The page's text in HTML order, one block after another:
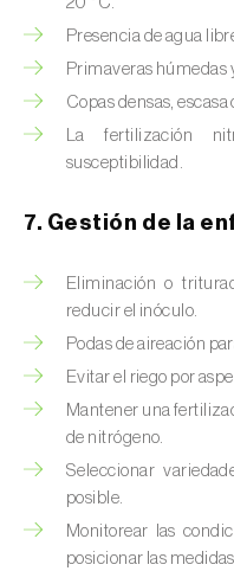
Presencia de agua
Primaveras húmedas
Copas densas,
La fertilización
susceptibilidad.
7. Gestión de la
Eliminación o
reducir el inóculo.
Podas de aireación
Evitar el riego por
Mantener una
de nitrógeno.
Seleccionar
posible.
Monitorear las
posicionar las